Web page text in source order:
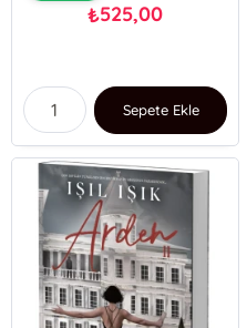
₺525,00
Sepete Ekle